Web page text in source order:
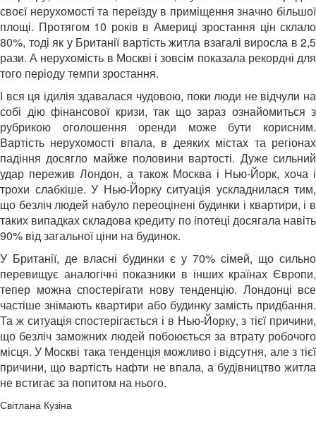
своєї нерухомості та переїзду в приміщення значно більшої
площі. Протягом 10 років в Америці зростання цін склало
80%, тоді як у Британії вартість житла взагалі виросла в 2,5
рази. А нерухомість в Москві і зовсім показала рекордні для
того періоду темпи зростання.
І вся ця ідилія здавалася чудовою, поки люди не відчули на
собі дію фінансової кризи, так що зараз ознайомиться з
рубрикою оголошення оренди може бути корисним.
Вартість нерухомості впала, в деяких містах та регіонах
падіння досягло майже половини вартості. Дуже сильний
удар пережив Лондон, а також Москва і Нью-Йорк, хоча і
трохи слабкіше. У Нью-Йорку ситуація ускладнилася тим,
що безліч людей набуло переоцінені будинки і квартири, і в
таких випадках складова кредиту по іпотеці досягала навіть
90% від загальної ціни на будинок.
У Британії, де власні будинки є у 70% сімей, що сильно
перевищує аналогічні показники в інших країнах Європи,
тепер можна спостерігати нову тенденцію. Лондонці все
частіше знімають квартири або будинку замість придбання.
Та ж ситуація спостерігається і в Нью-Йорку, з тієї причини,
що безліч заможних людей побоюється за втрату робочого
місця. У Москві така тенденція можливо і відсутня, але з тієї
причини, що вартість нафти не впала, а будівництво житла
не встигає за попитом на нього.
Світлана Кузіна